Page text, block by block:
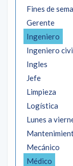
Fines de
Gerente
Ingeniero
Ingeniero
Ingles
Jefe
Limpieza
Logística
Lunes a
Mecánico
Médico